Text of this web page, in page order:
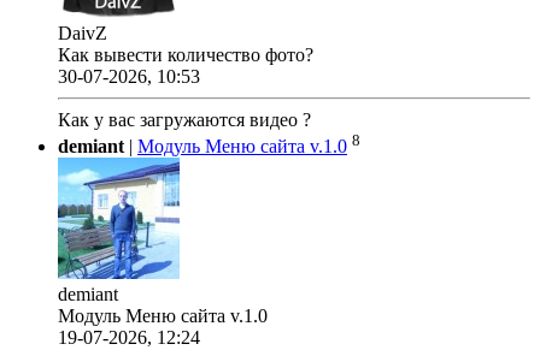
DaivZ
Как вывести количество фото?
30-07-2026, 10:53
Как у вас загружаются видео ?
demiant | Модуль Меню сайта v.1.0 8
demiant
Модуль Меню сайта v.1.0
19-07-2026, 12:24